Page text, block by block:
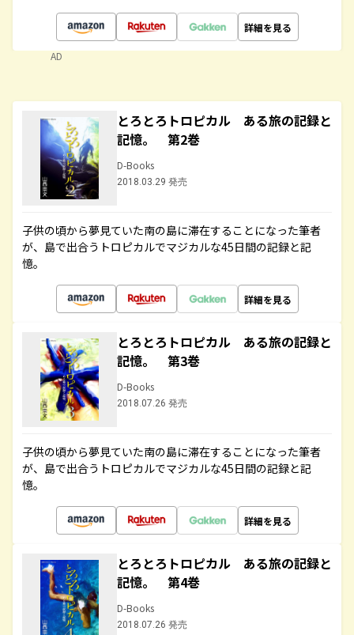
詳細を見る
AD
とろとろトロピカル ある旅の記録と
記憶。 第2巻
D-Books
2018.03.29 発売
子供の頃から夢見ていた南の島に滞在することになった筆者
が、島で出合うトロピカルでマジカルな45日間の記録と記
憶。
詳細を見る
とろとろトロピカル ある旅の記録と
記憶。 第3巻
D-Books
2018.07.26 発売
子供の頃から夢見ていた南の島に滞在することになった筆者
が、島で出合うトロピカルでマジカルな45日間の記録と記
憶。
詳細を見る
とろとろトロピカル ある旅の記録と
記憶。 第4巻
D-Books
2018.07.26 発売